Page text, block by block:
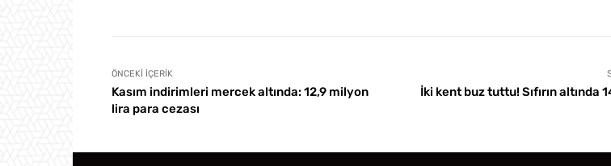
ÖNCEKI İÇERIK
Kasım indirimleri mercek altında: 12,9 milyon
lira para cezası
İki kent buz tuttu! Sıfırın altında